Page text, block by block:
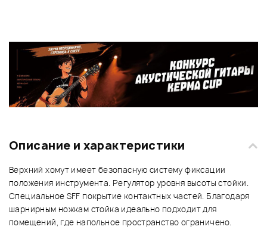
Описание и характеристики
Верхний хомут имеет безопасную систему фиксации
положения инструмента. Регулятор уровня высоты стойки.
Специальное SFF покрытие контактных частей. Благодаря
шарнирным ножкам стойка идеально подходит для
помещений, где напольное пространство ограничено.